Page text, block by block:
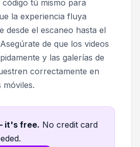
código tú mismo para
la experiencia fluya
desde el escaneo hasta el
de que los videos
y las galerías de
correctamente en
móviles.
it's free. No credit card